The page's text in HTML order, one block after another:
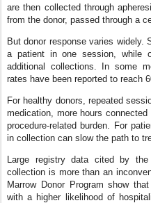
are then collected through
from the donor, passed through a
But donor response varies widely.
a patient in one session, while
additional collections. In some
rates have been reported to reach
For healthy donors, repeated
medication, more hours
procedure-related burden. For
in collection can slow the path to
Large registry data cited by the
collection is more than an
Marrow Donor Program show
with a higher likelihood of